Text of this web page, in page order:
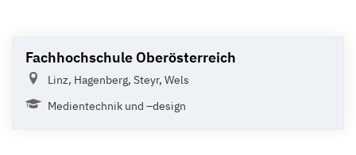
Fachhochschule Oberösterreich
Linz, Hagenberg, Steyr, Wels
Medientechnik und –design